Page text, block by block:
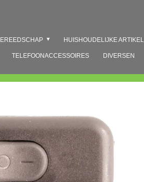
HUISHOUDELIJKE
TELEFOONACCESSOIRES DIVERSEN